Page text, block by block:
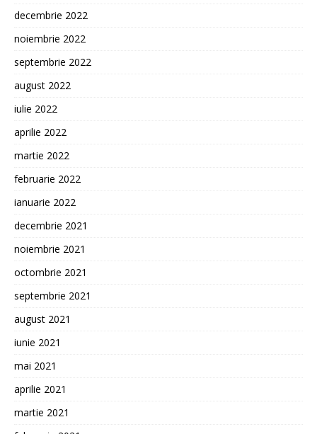
decembrie 2022
noiembrie 2022
septembrie 2022
august 2022
iulie 2022
aprilie 2022
martie 2022
februarie 2022
ianuarie 2022
decembrie 2021
noiembrie 2021
octombrie 2021
septembrie 2021
august 2021
iunie 2021
mai 2021
aprilie 2021
martie 2021